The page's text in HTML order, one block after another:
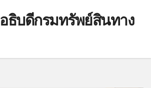
อธิบดีกรมทรัพย์สินทาง